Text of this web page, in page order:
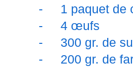
-
1 paquet de
-
4 œufs
-
300 gr. de
-
200 gr. de